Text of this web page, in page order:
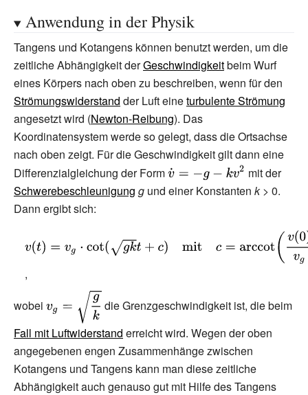
Anwendung in der Physik
Tangens und Kotangens können benutzt werden, um die
zeitliche Abhängigkeit derGeschwindigkeitbeim Wurf
eines Körpers nach oben zu beschreiben, wenn für den
Strömungswiderstand der Luft eineturbulente Strömung
angesetzt wird (Newton-Reibung). Das
Koordinatensystem werde so gelegt, dass die Ortsachse
nach oben zeigt. Für die Geschwindigkeit gilt dann eine
Differenzialgleichung der Form{\displaystyle
{\dot {v}}=-g-
mit der
Schwerebeschleunigung g und einer Konstanten k> 0.
Dann ergibt sich:
{\displaystyle
v(t)=v_{g}\cdot
\cot({\sqrt
{gk}}t+c)\quad
{\text{mit}}\quad
c=\operatorname
{arccot}
\left({\frac {v(0)}
{v_{g}}}\right)>0}
,
wobei
{\displaystyle
v_{g}={\sqrt
{\frac {g}{k}}}}
die Grenzgeschwindigkeit ist, die beim
Fall mit Luftwiderstand erreicht wird. Wegen der oben
angegebenen engen Zusammenhänge zwischen
Kotangens und Tangens kann man diese zeitliche
Abhängigkeit auch genauso gut mit Hilfe des Tangens